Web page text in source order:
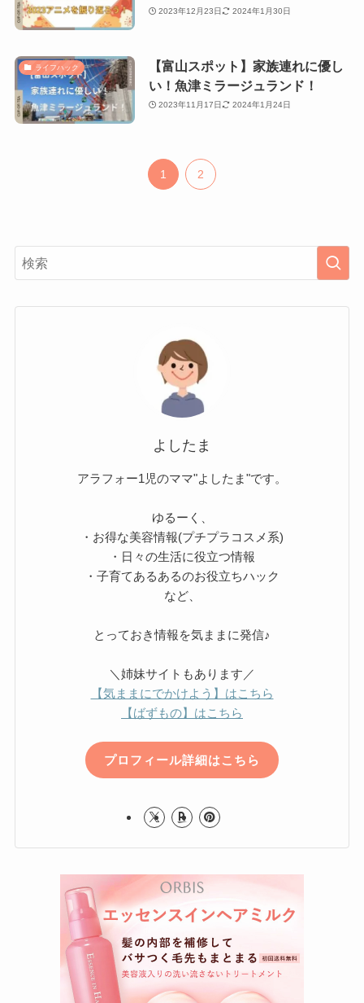
2023年12月23日 2024年1月30日
ライフハック
【富山スポット】家族連れに優し
い！魚津ミラージュランド！
2023年11月17日 2024年1月24日
1 2
よしたま
アラフォー1児のママ"よしたま"です。
ゆるーく、
・お得な美容情報(プチプラコスメ系)
・日々の生活に役立つ情報
・子育てあるあるのお役立ちハック
など、
とっておき情報を気ままに発信♪
＼姉妹サイトもあります／
【気ままにでかけよう】はこちら
【ばずもの】はこちら
プロフィール詳細はこちら